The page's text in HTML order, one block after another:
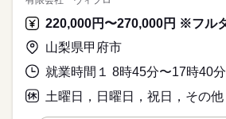
山梨県甲府市
就業時間１ 8時45分〜17時40分
土曜日，日曜日，祝日，その他